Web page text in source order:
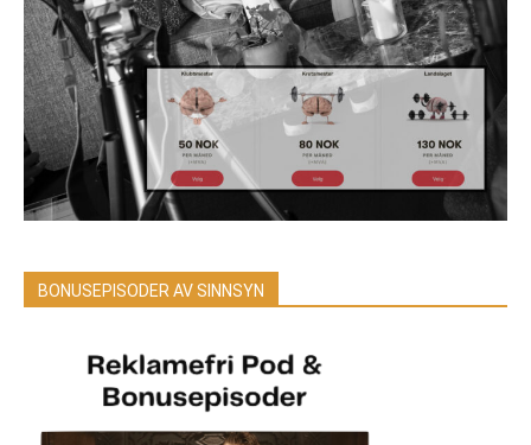
BONUSEPISODER AV SINNSYN